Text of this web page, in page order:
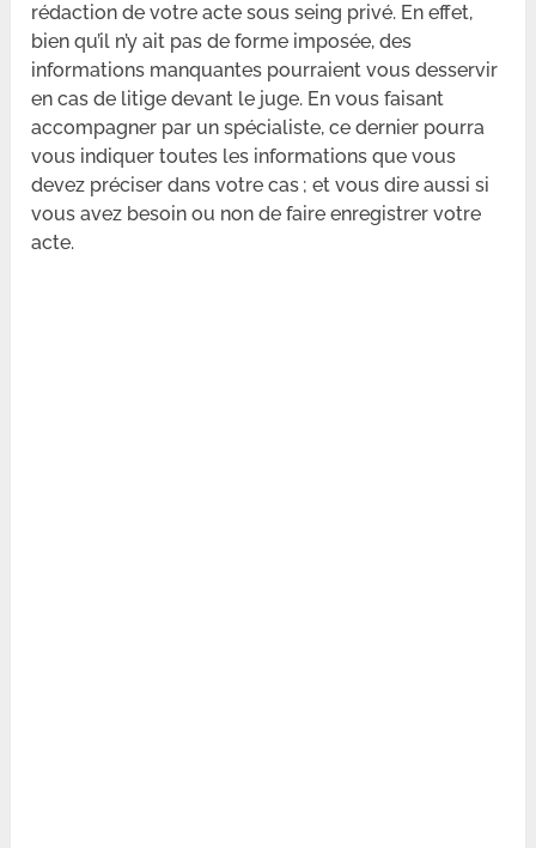
rédaction de votre acte sous seing privé. En effet,
bien qu’il n’y ait pas de forme imposée, des
informations manquantes pourraient vous desservir
en cas de litige devant le juge. En vous faisant
accompagner par un spécialiste, ce dernier pourra
vous indiquer toutes les informations que vous
devez préciser dans votre cas ; et vous dire aussi si
vous avez besoin ou non de faire enregistrer votre
acte.